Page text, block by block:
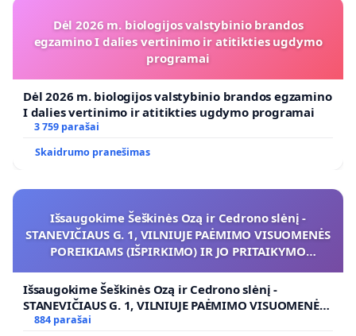
Dėl 2026 m. biologijos valstybinio brandos
egzamino I dalies vertinimo ir atitikties ugdymo
programai
Dėl 2026 m. biologijos valstybinio brandos egzamino
I dalies vertinimo ir atitikties ugdymo programai
3 759 parašai
Skaidrumo pranešimas
Išsaugokime Šeškinės Ozą ir Cedrono slėnį -
STANEVIČIAUS G. 1, VILNIUJE PAĖMIMO VISUOMENĖS
POREIKIAMS (IŠPIRKIMO) IR JO PRITAIKYMO
Išsaugokime Šeškinės Ozą ir Cedrono slėnį -
STANEVIČIAUS G. 1, VILNIUJE PAĖMIMO VISUOMENĖS
POREIKIAMS (IŠPIRKIMO) IR JO PRITAIKYMO VIEŠAJAI
884 parašai